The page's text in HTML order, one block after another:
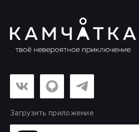
Загрузить приложение